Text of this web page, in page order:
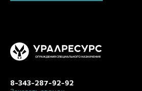
8-343-287-92-92